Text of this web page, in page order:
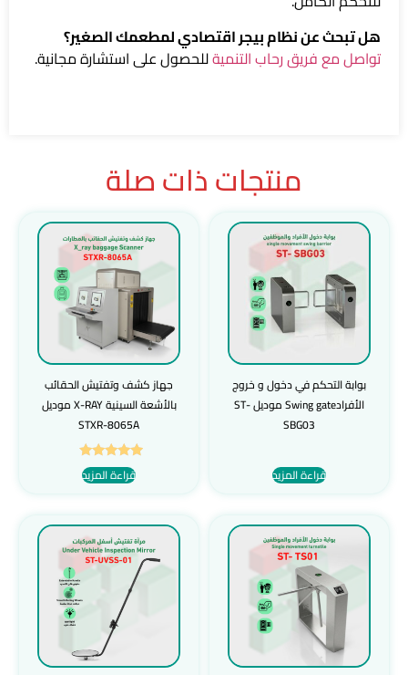
هل تبحث عن نظام بيجر اقتصادي لمطعمك الصغير؟
تواصل مع فريق رحاب التنميةللحصول على استشارة مجانية.
منتجات ذات صلة
بوابة التحكم في دخول و خروج
الأفرادSwing gate موديل ST-
SBG03
قراءة المزيد
جهاز كشف وتفتيش الحقائب
بالأشعة السينية X-RAY موديل
STXR-8065A
تم التقييم
5.00
قراءة المزيد